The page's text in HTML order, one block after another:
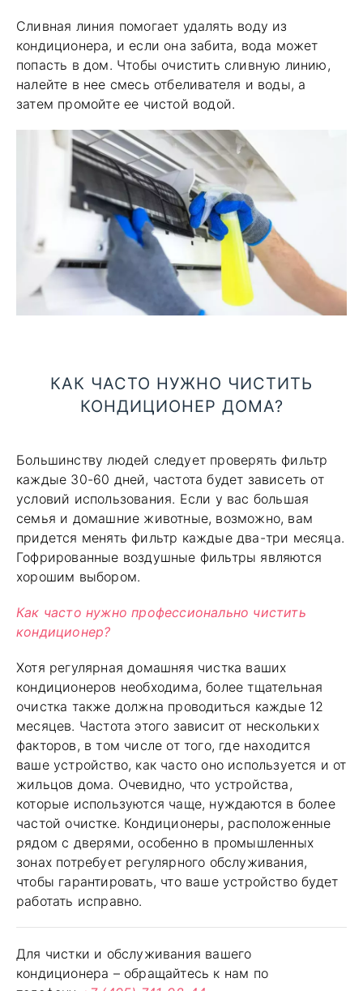
Сливная линия помогает удалять воду из
кондиционера, и если она забита, вода может
попасть в дом. Чтобы очистить сливную линию,
налейте в нее смесь отбеливателя и воды, а
затем промойте ее чистой водой.
КАК ЧАСТО НУЖНО ЧИСТИТЬ
КОНДИЦИОНЕР ДОМА?
Большинству людей следует проверять фильтр
каждые 30-60 дней, частота будет зависеть от
условий использования. Если у вас большая
семья и домашние животные, возможно, вам
придется менять фильтр каждые два-три месяца.
Гофрированные воздушные фильтры являются
хорошим выбором.
Как часто нужно профессионально чистить
кондиционер?
Хотя регулярная домашняя чистка ваших
кондиционеров необходима, более тщательная
очистка также должна проводиться каждые 12
месяцев. Частота этого зависит от нескольких
факторов, в том числе от того, где находится
ваше устройство, как часто оно используется и от
жильцов дома. Очевидно, что устройства,
которые используются чаще, нуждаются в более
частой очистке. Кондиционеры, расположенные
рядом с дверями, особенно в промышленных
зонах потребует регулярного обслуживания,
чтобы гарантировать, что ваше устройство будет
работать исправно.
Для чистки и обслуживания вашего
кондиционера – обращайтесь к нам по